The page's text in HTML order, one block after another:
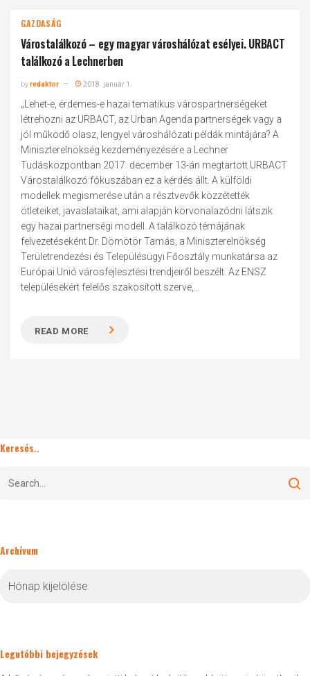
GAZDASÁG
Várostalálkozó – egy magyar városhálózat esélyei. URBACT
találkozó a Lechnerben
byredaktor 2018. január 1.
„Lehet-e, érdemes-e hazai tematikus várospartnerségeket
létrehozni az URBACT, az Urban Agenda partnerségek vagy a
jól működő olasz, lengyel városhálózati példák mintájára? A
Miniszterelnökség kezdeményezésére a Lechner
Tudásközpontban 2017. december 13-án megtartott URBACT
Várostalálkozó fókuszában ez a kérdés állt. A külföldi
modellek megismerése után a résztvevők közzétették
ötleteiket, javaslataikat, ami alapján körvonalazódni látszik
egy hazai partnerségi modell. A találkozó témájának
felvezetéseként Dr. Dömötör Tamás, a Miniszterelnökség
Területrendezési és Településügyi Főosztály munkatársa az
Európai Unió városfejlesztési trendjeiről beszélt. Az ENSZ
településekért felelős szakosított szerve,...
READ MORE
Keresés..
Archívum
Legutóbbi bejegyzések